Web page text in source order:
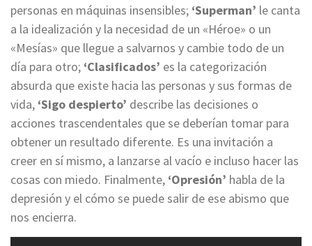
personas en máquinas insensibles; ‘Superman’ le canta
a la idealización y la necesidad de un «Héroe» o un
«Mesías» que llegue a salvarnos y cambie todo de un
día para otro; ‘Clasificados’ es la categorización
absurda que existe hacia las personas y sus formas de
vida, ‘Sigo despierto’ describe las decisiones o
acciones trascendentales que se deberían tomar para
obtener un resultado diferente. Es una invitación a
creer en sí mismo, a lanzarse al vacío e incluso hacer las
cosas con miedo. Finalmente, ‘Opresión’ habla de la
depresión y el cómo se puede salir de ese abismo que
nos encierra.